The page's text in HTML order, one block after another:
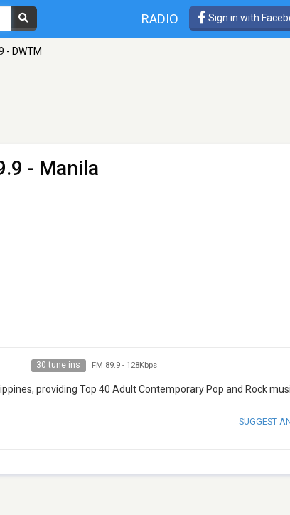
RADIO Sign in with
- DWTM
- Manila
30 tune ins FM 89.9- 128Kbps
providing Top 40 Adult Contemporary Pop and Rock
SUGGEST